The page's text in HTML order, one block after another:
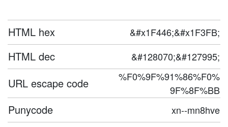
HTML hex &#x1F446;&#x1F3FB;
HTML dec &#128070;&#127995;
URL escape code
%F0%9F%91%86%F0%
9F%8F%BB
Punycode xn--mn8hve